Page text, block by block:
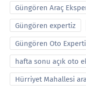
Güngören Araç
Güngören expertiz
Güngören Oto
hafta sonu açık oto
Hürriyet Mahallesi